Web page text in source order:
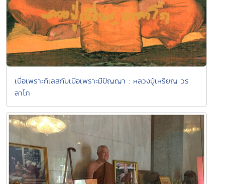
เบื่อเพราะกิเลสกับเบื่อเพราะมีปัญญา : หลวงปู่เหรียญ วร
ลาโภ